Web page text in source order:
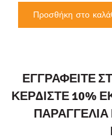
Προσθήκη στο
ΕΓΓΡΑΦΕΊΤΕ
ΚΕΡΔΊΣΤΕ 10%